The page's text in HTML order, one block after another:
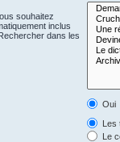
souhaitez
inclus
dans les
Oui
Les
Le